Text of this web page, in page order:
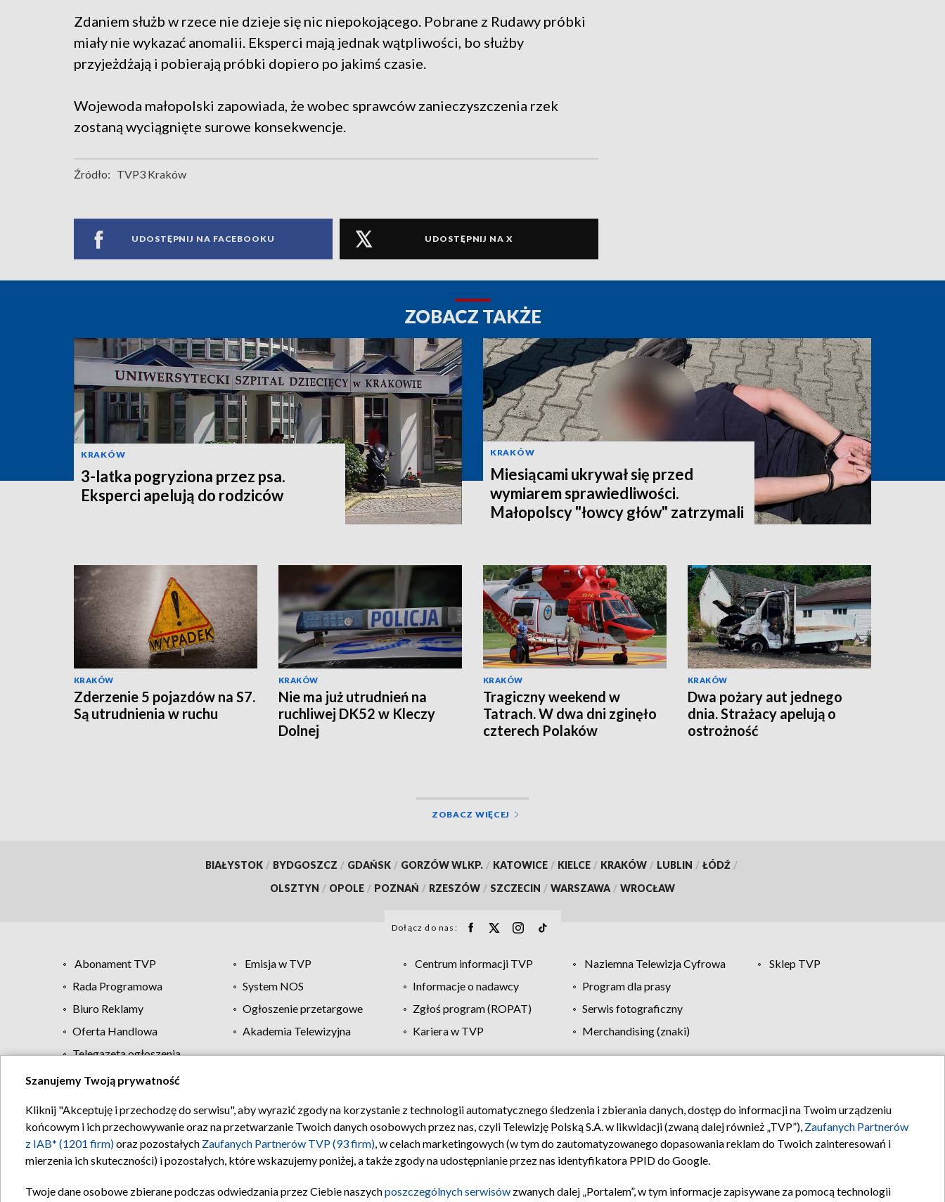
Zdaniem służb w rzece nie dzieje się nic niepokojącego. Pobrane z Rudawy próbki
miały nie wykazać anomalii. Eksperci mają jednak wątpliwości, bo służby
przyjeżdżają i pobierają próbki dopiero po jakimś czasie.
Wojewoda małopolski zapowiada, że wobec sprawców zanieczyszczenia rzek
zostaną wyciągnięte surowe konsekwencje.
Źródło: TVP3 Kraków
UDOSTĘPNIJ NA FACEBOOKU UDOSTĘPNIJ NA X
ZOBACZ TAKŻE
KRAKÓW
3-latka pogryziona przez psa.
Eksperci apelują do rodziców
KRAKÓW
Miesiącami ukrywał się przed
wymiarem sprawiedliwości.
Małopolscy "łowcy głów" zatrzymali
KRAKÓW
Zderzenie 5 pojazdów na S7.
Są utrudnienia w ruchu
KRAKÓW
Nie ma już utrudnień na
ruchliwej DK52 w Kleczy
Dolnej
KRAKÓW
Tragiczny weekend w
Tatrach. W dwa dni zginęło
czterech Polaków
KRAKÓW
Dwa pożary aut jednego
dnia. Strażacy apelują o
ostrożność
ZOBACZ WIĘCEJ
BIAŁYSTOK / BYDGOSZCZ / GDAŃSK / GORZÓW WLKP. / KATOWICE / KIELCE / KRAKÓW / LUBLIN / ŁÓDŹ /
OLSZTYN / OPOLE / POZNAŃ / RZESZÓW / SZCZECIN / WARSZAWA / WROCŁAW
Dołącz do nas:
Abonament TVP Emisja w TVP Centrum informacji TVP Naziemna Telewizja Cyfrowa
Sklep TVP
Rada Programowa
System NOS Informacje o nadawcy
Program dla prasy
Biuro Reklamy
Ogłoszenie przetargowe Zgłoś program (ROPAT)
Serwis fotograficzny
Oferta Handlowa
Akademia Telewizyjna Kariera w TVP
Merchandising (znaki)
Telegazeta ogłoszenia
Regulamin TVP Polityka prywatności Moje zgody Pomoc Biuro reklamy Kontakt
Szanujemy Twoją prywatność
Kliknij "Akceptuję i przechodzę do serwisu", aby wyrazić zgody na korzystanie z technologii automatycznego śledzenia i zbierania danych, dostęp do informacji na Twoim urządzeniu
końcowym i ich przechowywanie oraz na przetwarzanie Twoich danych osobowych przez nas, czyli Telewizję Polską S.A. w likwidacji (zwaną dalej również „TVP”), Zaufanych Partnerów
z IAB* (1201 firm)oraz pozostałych Zaufanych Partnerów TVP (93 firm), w celach marketingowych (w tym do zautomatyzowanego dopasowania reklam do Twoich zainteresowań i
mierzenia ich skuteczności) i pozostałych, które wskazujemy poniżej, a także zgody na udostępnianie przez nas identyfikatora PPID do Google.
Twoje dane osobowe zbierane podczas odwiedzania przez Ciebie naszychposzczególnych serwisów zwanych dalej „Portalem”, w tym informacje zapisywane za pomocą technologii